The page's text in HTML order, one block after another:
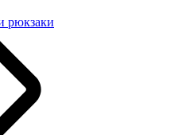
рюкзаки